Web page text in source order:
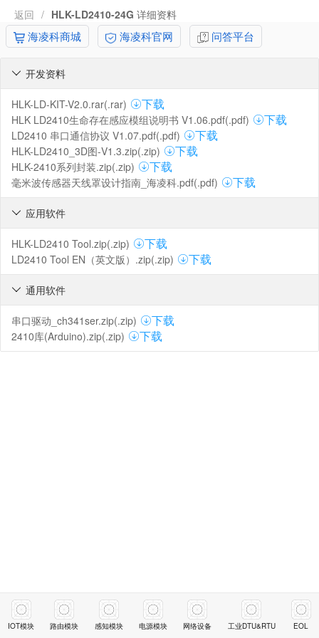
返回 / HLK-LD2410-24G 详细资料
海凌科商城 海凌科官网 问答平台
开发资料

HLK-LD-KIT-V2.0.rar(.rar) 下载
HLK LD2410生命存在感应模组说明书 V1.06.pdf(.pdf) 下载
LD2410 串口通信协议 V1.07.pdf(.pdf) 下载
HLK-LD2410_3D图-V1.3.zip(.zip) 下载
HLK-2410系列封装.zip(.zip) 下载
毫米波传感器天线罩设计指南_海凌科.pdf(.pdf) 下载
应用软件

HLK-LD2410 Tool.zip(.zip) 下载
LD2410 Tool EN（英文版）.zip(.zip) 下载
通用软件

串口驱动_ch341ser.zip(.zip) 下载
2410库(Arduino).zip(.zip) 下载
IOT模块 路由模块 感知模块 电源模块 网络设备 工业DTU&RTU EOL